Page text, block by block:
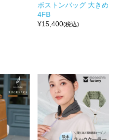
ボストンバッグ 大きめ
4FB
¥15,400(税込)